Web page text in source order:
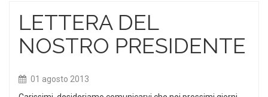
LETTERA DEL
NOSTRO PRESIDENTE
01 agosto 2013